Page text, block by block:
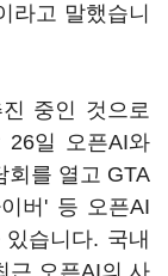
라고 말했습니
중인 것으로
26일 오픈AI와
회를 열고 GTA
버' 등 오픈AI
습니다. 국내
근 오픈AI의 사